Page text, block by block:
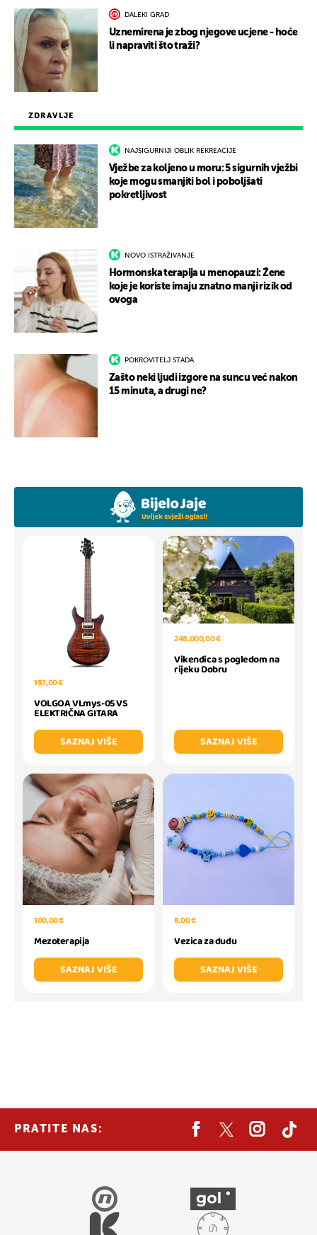
ZDRAVLJE
NAJSIGURNIJI OBLIK REKREACIJE
Vježbe za koljeno u moru: 5 sigurnih vježbi
koje mogu smanjiti bol i poboljšati
pokretljivost
NOVO ISTRAŽIVANJE
Hormonska terapija u menopauzi: Žene
koje je koriste imaju znatno manji rizik od
ovoga
POKROVITELJ STADA
Zašto neki ljudi izgore na suncu već nakon
15 minuta, a drugi ne?
DALEKI GRAD
Uznemirena je zbog njegove ucjene - hoće
li napraviti što traži?
197,00 €
VOLGOA VLmys-05 VS
ELEKTRIČNA GITARA
SAZNAJ VIŠE
248.000,00 €
Vikendica s pogledom na
rijeku Dobru
SAZNAJ VIŠE
100,00 €
Mezoterapija
SAZNAJ VIŠE
8,00 €
Vezica za dudu
SAZNAJ VIŠE
PRATITE NAS: